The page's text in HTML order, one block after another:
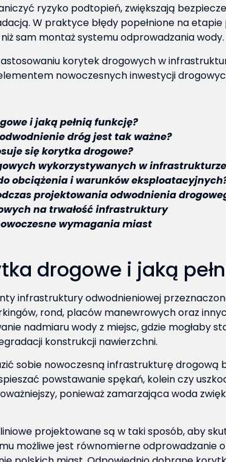
ryzyko podtopień, zwiększają
W praktyce błędy popełnione na
sam montaż systemu odprowadzania wody.
korytek drogowych w
nowoczesnych inwestycji
i jaką pełnią funkcję?
dróg jest tak ważne?
się korytka drogowe?
wykorzystywanych w
obciążenia i warunków
projektowania odwodnienia
na trwałość infrastruktury
wymagania miast
drogowe i jaką
infrastruktury odwodnieniowej
rond, placów manewrowych oraz
nadmiaru wody z miejsc, gdzie mogłaby
konstrukcji nawierzchni.
sobie nowoczesną infrastrukturę drogową
powstawanie spękań, kolein czy
ponieważ zamarzająca woda
projektowane są w taki sposób, aby
możliwe jest równomierne